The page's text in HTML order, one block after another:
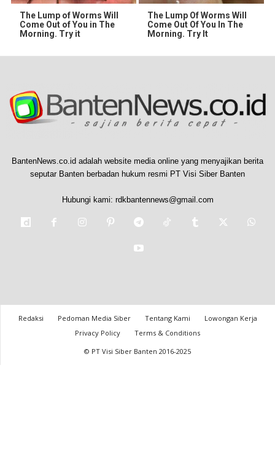
The Lump of Worms Will
Come Out of You in The
Morning. Try it
The Lump Of Worms Will
Come Out Of You In The
Morning. Try It
BantenNews.co.id adalah website media online yang menyajikan berita
seputar Banten berbadan hukum resmi PT Visi Siber Banten
Hubungi kami: rdkbantennews@gmail.com
Redaksi Pedoman Media Siber Tentang Kami
Lowongan Kerja
Privacy Policy
Terms & Conditions
© PT Visi Siber Banten 2016-2025